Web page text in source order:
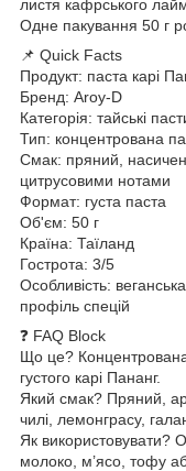
листя кафрського
Одне пакування 50 г
📌 Quick Facts
Продукт: паста карі
Бренд: Aroy-D
Категорія: тайські
Тип: концентрована
Смак: пряний,
цитрусовими нотами
Формат: густа паста
Об'єм: 50 г
Країна: Таїланд
Гострота: 3/5
Особливість:
профіль спецій
❓ FAQ Block
Що це?
густого карі Пананг.
Який смак? Пряний,
чилі, лемонграсу,
Як використовувати?
молоко, м’ясо, тофу